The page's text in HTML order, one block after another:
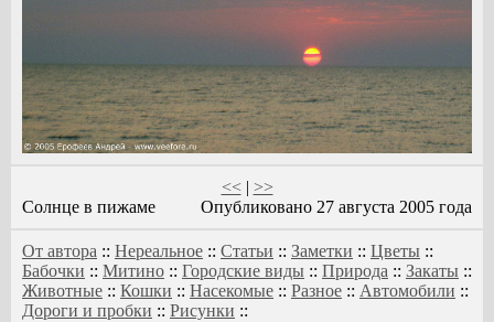
<<| >>
Солнце в пижаме
Опубликовано 27 августа 2005 года
От автора :: Нереальное :: Статьи :: Заметки :: Цветы ::
Бабочки :: Митино :: Городские виды :: Природа :: Закаты ::
Животные :: Кошки :: Насекомые :: Разное :: Автомобили ::
Дороги и пробки :: Рисунки ::